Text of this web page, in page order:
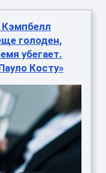
Кэмпбелл
голоден,
убегает.
Косту»